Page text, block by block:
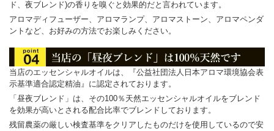
ド、夜ブレンド)の香りを嗅ぐと効果的だと言われています。
アロマディフューザー、アロマランプ、アロマストーン、アロマペンダ
ントなど、お好みの方法でお楽しみください。
当店のエッセンシャルオイルは、『公益社団法人日本アロマ環境協会表
示基準適合認定精油』に認定されております。
「昼夜ブレンド」は、その100％天然エッセンシャルオイルをブレンド
を効果が高いとされる配合比率でブレンドしております。
残留農薬の厳しい検査基準をクリアしたものだけを使用しているので安